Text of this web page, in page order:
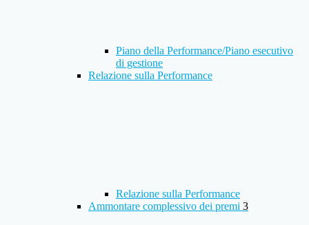
Piano della Performance/Piano esecutivo
di gestione
Relazione sulla Performance
Relazione sulla Performance
Ammontare complessivo dei premi 3